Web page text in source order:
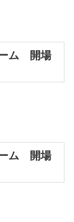
ーム 開場
ーム 開場